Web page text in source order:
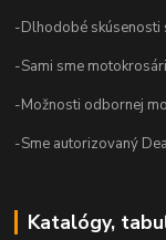
-Dlhodobé skúsenosti
-Sami sme
-Možnosti odbornej
-Sme autorizovaný
Katalógy,